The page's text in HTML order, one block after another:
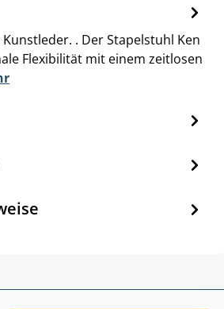
. Der Stapelstuhl Ken
Flexibilität mit einem zeitlosen